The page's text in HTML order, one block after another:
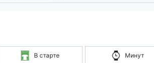
В старте Минут